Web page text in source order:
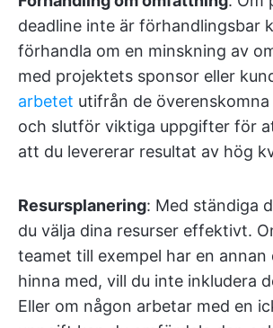
deadline inte är förhandlingsbar
förhandla om en minskning av
med projektets sponsor eller
arbetet utifrån de
och slutför viktiga uppgifter för
att du levererar resultat av hög
Resursplanering: Med ständiga
du välja dina resurser effektivt.
teamet till exempel har en annan
hinna med, vill du inte inkludera
Eller om någon arbetar med en